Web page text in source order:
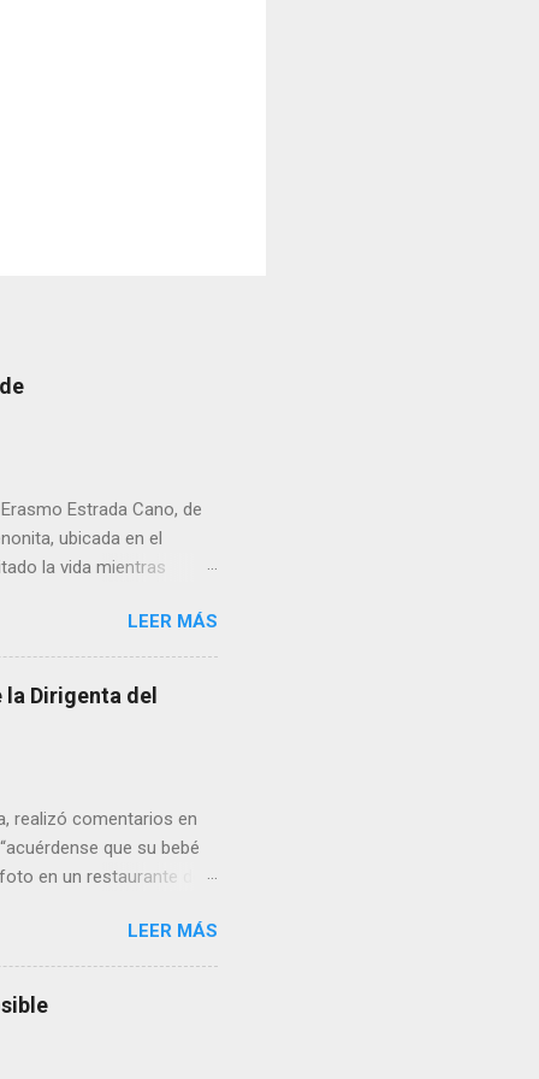
Estrada Cano, de
ubicada en el
la vida mientras
presidente del Club
LEER MÁS
Dirigenta del
realizó comentarios en
que su bebé
en un restaurante de
a lo mejor en el
se adelante o algo?, yo
cruzan, cruzan así de
por los
LEER MÁS